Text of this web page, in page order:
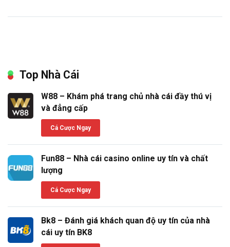
Top Nhà Cái
W88 – Khám phá trang chủ nhà cái đầy thú vị
và đẳng cấp
Cá Cược Ngay
Fun88 – Nhà cái casino online uy tín và chất
lượng
Cá Cược Ngay
Bk8 – Đánh giá khách quan độ uy tín của nhà
cái uy tín BK8